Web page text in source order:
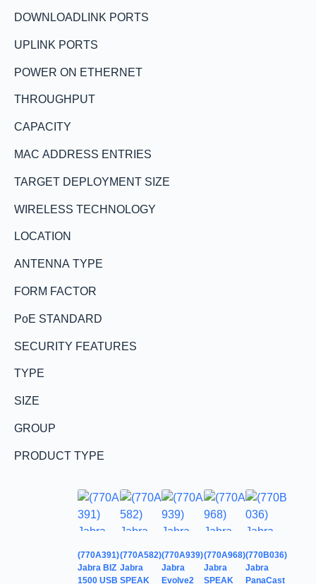
DOWNLOADLINK PORTS
UPLINK PORTS
POWER ON ETHERNET
THROUGHPUT
CAPACITY
MAC ADDRESS ENTRIES
TARGET DEPLOYMENT SIZE
WIRELESS TECHNOLOGY
LOCATION
ANTENNA TYPE
FORM FACTOR
PoE STANDARD
SECURITY FEATURES
TYPE
SIZE
GROUP
PRODUCT TYPE
(770A391)
Jabra BIZ
1500 USB
(770A582)
Jabra
SPEAK
(770A939)
Jabra
Evolve2
(770A968)
Jabra
SPEAK
(770B036)
Jabra
PanaCast